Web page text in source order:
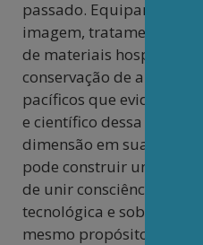
passado. Equipamentos
imagem, tratamentos
de materiais hospitalares
conservação de
pacíficos que
e científico dessa
dimensão em sua
pode construir uma
de unir consciência
tecnológica e soberania
mesmo propósito